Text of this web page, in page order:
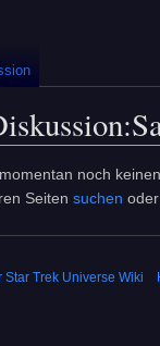
:
noch
Seiten suchen
Star Trek Universe Wiki